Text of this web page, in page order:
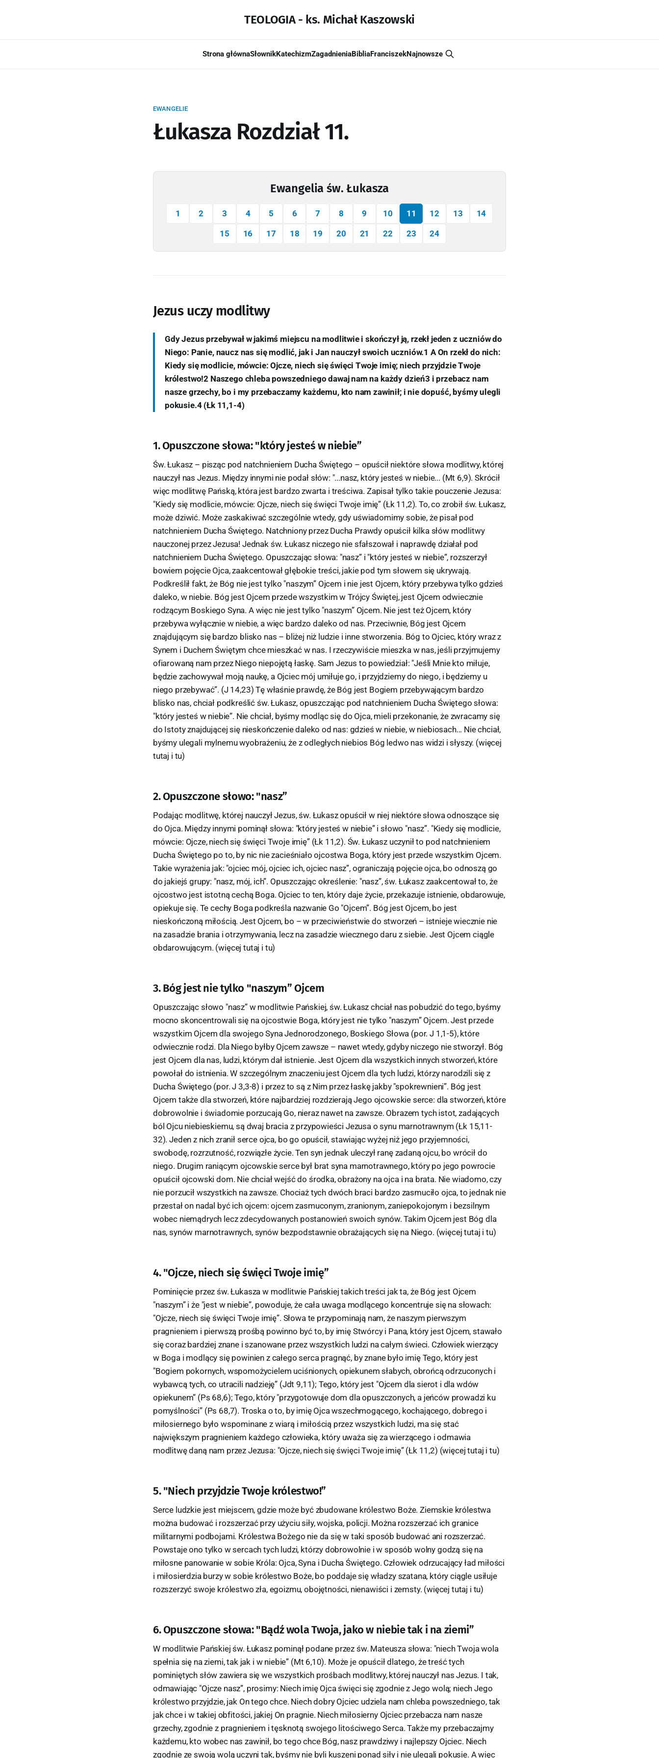
TEOLOGIA - ks. Michał Kaszowski
Strona głównaSłownikKatechizmZagadnieniaBibliaFranciszekNajnowsze
EWANGELIE
Łukasza Rozdział 11.
Ewangelia św. Łukasza
1 2 3 4 5 6 7 8 9 10 11 12 13 14
15 16 17 18 19 20 21 22 23 24
Jezus uczy modlitwy
Gdy Jezus przebywał w jakimś miejscu na modlitwie i skończył ją, rzekł jeden z uczniów do
Niego: Panie, naucz nas się modlić, jak i Jan nauczył swoich uczniów.1 A On rzekł do nich:
Kiedy się modlicie, mówcie: Ojcze, niech się święci Twoje imię; niech przyjdzie Twoje
królestwo!2 Naszego chleba powszedniego dawaj nam na każdy dzień3 i przebacz nam
nasze grzechy, bo i my przebaczamy każdemu, kto nam zawinił; i nie dopuść, byśmy ulegli
pokusie.4 (Łk 11,1-4)
1. Opuszczone słowa: "który jesteś w niebie”
Św. Łukasz – pisząc pod natchnieniem Ducha Świętego – opuścił niektóre słowa modlitwy, której
nauczył nas Jezus. Między innymi nie podał słów: "...nasz, który jesteś w niebie... (Mt 6,9). Skrócił
więc modlitwę Pańską, która jest bardzo zwarta i treściwa. Zapisał tylko takie pouczenie Jezusa:
"Kiedy się modlicie, mówcie: Ojcze, niech się święci Twoje imię” (Łk 11,2). To, co zrobił św. Łukasz,
może dziwić. Może zaskakiwać szczególnie wtedy, gdy uświadomimy sobie, że pisał pod
natchnieniem Ducha Świętego. Natchniony przez Ducha Prawdy opuścił kilka słów modlitwy
nauczonej przez Jezusa! Jednak św. Łukasz niczego nie sfałszował i naprawdę działał pod
natchnieniem Ducha Świętego. Opuszczając słowa: "nasz” i "który jesteś w niebie”, rozszerzył
bowiem pojęcie Ojca, zaakcentował głębokie treści, jakie pod tym słowem się ukrywają.
Podkreślił fakt, że Bóg nie jest tylko "naszym” Ojcem i nie jest Ojcem, który przebywa tylko gdzieś
daleko, w niebie. Bóg jest Ojcem przede wszystkim w Trójcy Świętej, jest Ojcem odwiecznie
rodzącym Boskiego Syna. A więc nie jest tylko "naszym” Ojcem. Nie jest też Ojcem, który
przebywa wyłącznie w niebie, a więc bardzo daleko od nas. Przeciwnie, Bóg jest Ojcem
znajdującym się bardzo blisko nas – bliżej niż ludzie i inne stworzenia. Bóg to Ojciec, który wraz z
Synem i Duchem Świętym chce mieszkać w nas. I rzeczywiście mieszka w nas, jeśli przyjmujemy
ofiarowaną nam przez Niego niepojętą łaskę. Sam Jezus to powiedział: "Jeśli Mnie kto miłuje,
będzie zachowywał moją naukę, a Ojciec mój umiłuje go, i przyjdziemy do niego, i będziemy u
niego przebywać”. (J 14,23) Tę właśnie prawdę, że Bóg jest Bogiem przebywającym bardzo
blisko nas, chciał podkreślić św. Łukasz, opuszczając pod natchnieniem Ducha Świętego słowa:
"który jesteś w niebie”. Nie chciał, byśmy modląc się do Ojca, mieli przekonanie, że zwracamy się
do Istoty znajdującej się nieskończenie daleko od nas: gdzieś w niebie, w niebiosach... Nie chciał,
byśmy ulegali mylnemu wyobrażeniu, że z odległych niebios Bóg ledwo nas widzi i słyszy. (więcej
tutaj i tu)
2. Opuszczone słowo: "nasz”
Podając modlitwę, której nauczył Jezus, św. Łukasz opuścił w niej niektóre słowa odnoszące się
do Ojca. Między innymi pominął słowa: "który jesteś w niebie” i słowo "nasz”. "Kiedy się modlicie,
mówcie: Ojcze, niech się święci Twoje imię” (Łk 11,2). Św. Łukasz uczynił to pod natchnieniem
Ducha Świętego po to, by nic nie zacieśniało ojcostwa Boga, który jest przede wszystkim Ojcem.
Takie wyrażenia jak: "ojciec mój, ojciec ich, ojciec nasz”, ograniczają pojęcie ojca, bo odnoszą go
do jakiejś grupy: "nasz, mój, ich”. Opuszczając określenie: "nasz”, św. Łukasz zaakcentował to, że
ojcostwo jest istotną cechą Boga. Ojciec to ten, który daje życie, przekazuje istnienie, obdarowuje,
opiekuje się. Te cechy Boga podkreśla nazwanie Go "Ojcem”. Bóg jest Ojcem, bo jest
nieskończoną miłością. Jest Ojcem, bo – w przeciwieństwie do stworzeń – istnieje wiecznie nie
na zasadzie brania i otrzymywania, lecz na zasadzie wiecznego daru z siebie. Jest Ojcem ciągle
obdarowującym. (więcej tutaj i tu)
3. Bóg jest nie tylko "naszym” Ojcem
Opuszczając słowo "nasz” w modlitwie Pańskiej, św. Łukasz chciał nas pobudzić do tego, byśmy
mocno skoncentrowali się na ojcostwie Boga, który jest nie tylko "naszym” Ojcem. Jest przede
wszystkim Ojcem dla swojego Syna Jednorodzonego, Boskiego Słowa (por. J 1,1-5), które
odwiecznie rodzi. Dla Niego byłby Ojcem zawsze – nawet wtedy, gdyby niczego nie stworzył. Bóg
jest Ojcem dla nas, ludzi, którym dał istnienie. Jest Ojcem dla wszystkich innych stworzeń, które
powołał do istnienia. W szczególnym znaczeniu jest Ojcem dla tych ludzi, którzy narodzili się z
Ducha Świętego (por. J 3,3-8) i przez to są z Nim przez łaskę jakby "spokrewnieni”. Bóg jest
Ojcem także dla stworzeń, które najbardziej rozdzierają Jego ojcowskie serce: dla stworzeń, które
dobrowolnie i świadomie porzucają Go, nieraz nawet na zawsze. Obrazem tych istot, zadających
ból Ojcu niebieskiemu, są dwaj bracia z przypowieści Jezusa o synu marnotrawnym (Łk 15,11-
32). Jeden z nich zranił serce ojca, bo go opuścił, stawiając wyżej niż jego przyjemności,
swobodę, rozrzutność, rozwiązłe życie. Ten syn jednak uleczył ranę zadaną ojcu, bo wrócił do
niego. Drugim raniącym ojcowskie serce był brat syna marnotrawnego, który po jego powrocie
opuścił ojcowski dom. Nie chciał wejść do środka, obrażony na ojca i na brata. Nie wiadomo, czy
nie porzucił wszystkich na zawsze. Chociaż tych dwóch braci bardzo zasmuciło ojca, to jednak nie
przestał on nadal być ich ojcem: ojcem zasmuconym, zranionym, zaniepokojonym i bezsilnym
wobec niemądrych lecz zdecydowanych postanowień swoich synów. Takim Ojcem jest Bóg dla
nas, synów marnotrawnych, synów bezpodstawnie obrażających się na Niego. (więcej tutaj i tu)
4. "Ojcze, niech się święci Twoje imię”
Pominięcie przez św. Łukasza w modlitwie Pańskiej takich treści jak ta, że Bóg jest Ojcem
"naszym” i że "jest w niebie”, powoduje, że cała uwaga modlącego koncentruje się na słowach:
"Ojcze, niech się święci Twoje imię”. Słowa te przypominają nam, że naszym pierwszym
pragnieniem i pierwszą prośbą powinno być to, by imię Stwórcy i Pana, który jest Ojcem, stawało
się coraz bardziej znane i szanowane przez wszystkich ludzi na całym świeci. Człowiek wierzący
w Boga i modlący się powinien z całego serca pragnąć, by znane było imię Tego, który jest
"Bogiem pokornych, wspomożycielem uciśnionych, opiekunem słabych, obrońcą odrzuconych i
wybawcą tych, co utracili nadzieję” (Jdt 9,11); Tego, który jest "Ojcem dla sierot i dla wdów
opiekunem” (Ps 68,6); Tego, który "przygotowuje dom dla opuszczonych, a jeńców prowadzi ku
pomyślności” (Ps 68,7). Troska o to, by imię Ojca wszechmogącego, kochającego, dobrego i
miłosiernego było wspominane z wiarą i miłością przez wszystkich ludzi, ma się stać
największym pragnieniem każdego człowieka, który uważa się za wierzącego i odmawia
modlitwę daną nam przez Jezusa: "Ojcze, niech się święci Twoje imię” (Łk 11,2) (więcej tutaj i tu)
5. "Niech przyjdzie Twoje królestwo!”
Serce ludzkie jest miejscem, gdzie może być zbudowane królestwo Boże. Ziemskie królestwa
można budować i rozszerzać przy użyciu siły, wojska, policji. Można rozszerzać ich granice
militarnymi podbojami. Królestwa Bożego nie da się w taki sposób budować ani rozszerzać.
Powstaje ono tylko w sercach tych ludzi, którzy dobrowolnie i w sposób wolny godzą się na
miłosne panowanie w sobie Króla: Ojca, Syna i Ducha Świętego. Człowiek odrzucający ład miłości
i miłosierdzia burzy w sobie królestwo Boże, bo poddaje się władzy szatana, który ciągle usiłuje
rozszerzyć swoje królestwo zła, egoizmu, obojętności, nienawiści i zemsty. (więcej tutaj i tu)
6. Opuszczone słowa: "Bądź wola Twoja, jako w niebie tak i na ziemi”
W modlitwie Pańskiej św. Łukasz pominął podane przez św. Mateusza słowa: "niech Twoja wola
spełnia się na ziemi, tak jak i w niebie” (Mt 6,10). Może je opuścił dlatego, że treść tych
pominiętych słów zawiera się we wszystkich prośbach modlitwy, której nauczył nas Jezus. I tak,
odmawiając "Ojcze nasz”, prosimy: Niech imię Ojca święci się zgodnie z Jego wolą; niech Jego
królestwo przyjdzie, jak On tego chce. Niech dobry Ojciec udziela nam chleba powszedniego, tak
jak chce i w takiej obfitości, jakiej On pragnie. Niech miłosierny Ojciec przebacza nam nasze
grzechy, zgodnie z pragnieniem i tęsknotą swojego litościwego Serca. Także my przebaczajmy
każdemu, kto wobec nas zawinił, bo tego chce Bóg, nasz prawdziwy i najlepszy Ojciec. Niech
zgodnie ze swoją wolą uczyni tak, byśmy nie byli kuszeni ponad siły i nie ulegali pokusie. A więc